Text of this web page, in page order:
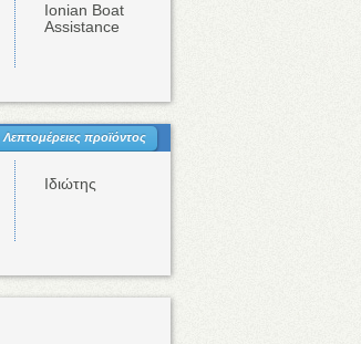
Ionian Boat
Assistance
Λεπτομέρειες προϊόντος
Ιδιώτης